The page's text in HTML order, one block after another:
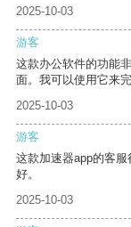
2025-10-03
游客
这款办公软件的功能
面。我可以使用它来
2025-10-03
游客
这款加速器app的客
好。
2025-10-03